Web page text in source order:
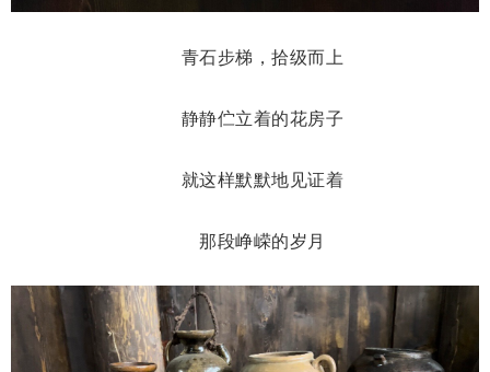
青石步梯，拾级而上
静静伫立着的花房子
就这样默默地见证着
那段峥嵘的岁月